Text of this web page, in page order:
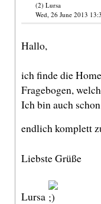
(2) Lursa
Wed, 26 June 2013
Hallo,
ich finde die
Fragebogen,
Ich bin auch
endlich komplett
Liebste Grüße
Lursa